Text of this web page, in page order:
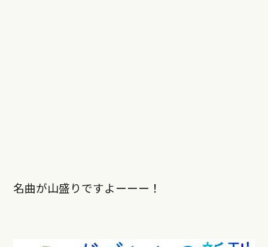
名曲が山盛りですよーーー！